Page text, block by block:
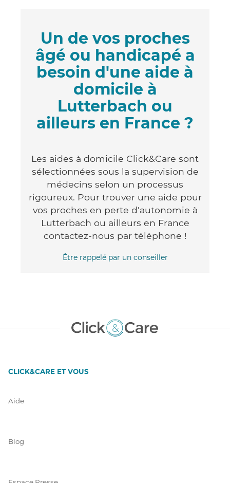
Un de vos proches
âgé ou handicapé a
besoin d'une aide à
domicile à
Lutterbach ou
ailleurs en France ?
Les aides à domicile Click&Care sont
sélectionnées sous la supervision de
médecins selon un processus
rigoureux. Pour trouver une aide pour
vos proches en perte d'autonomie à
Lutterbach ou ailleurs en France
contactez-nous par téléphone !
Être rappelé par un conseiller
CLICK&CARE ET VOUS
Aide
Blog